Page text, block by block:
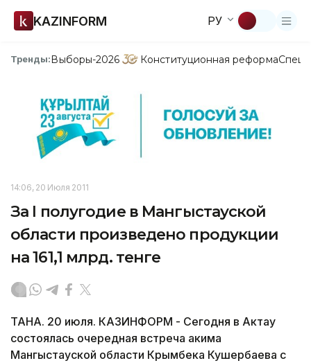
KAZINFORM РУ
Тренды:Выборы-2026 Конституционная реформа
14:06, 20 Июля 2011
За I полугодие в Мангыстауской
области произведено продукции
на 161,1 млрд. тенге
ТАНА. 20 июля. КАЗИНФОРМ - Сегодня в Актау
состоялась очередная встреча акима
Мангыстауской области Крымбека Кушербаева с